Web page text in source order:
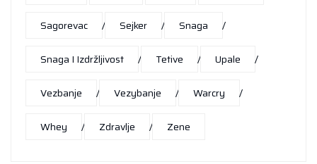
Sagorevac Sejker Snaga
Snaga I Izdržljivost Tetive Upale
Vezbanje Vezybanje Warcry
Whey Zdravlje Zene